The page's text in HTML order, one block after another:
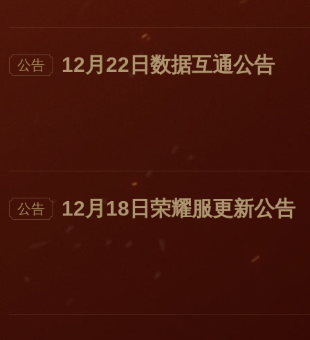
公告 12月22日数据互通公告
公告 12月18日荣耀服更新公告